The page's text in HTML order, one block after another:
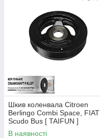
Шкив коленвала Citroen
Berlingo Combi Space, FIAT
Scudo Bus [ TAIFUN ]
9654961080
В наявності